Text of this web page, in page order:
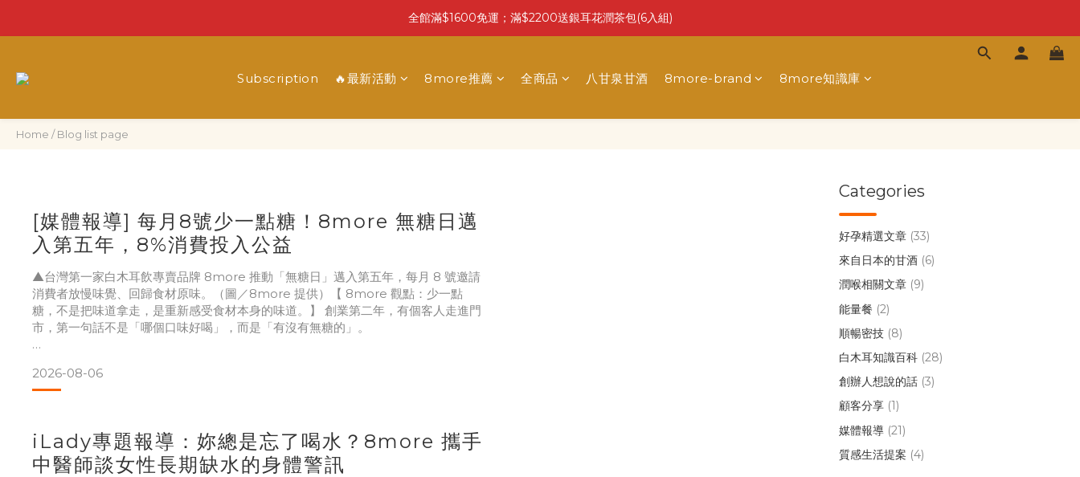
全館滿$1600免運；滿$2200送銀耳花潤茶包(6入組)
Subscription 🔥最新活動 8more推薦 全商品 八甘泉甘酒 8more-brand 8more知識庫
Home /Blog list page
[媒體報導] 每月8號少一點糖！8more 無糖日邁
入第五年，8%消費投入公益
▲台灣第一家白木耳飲專賣品牌 8more 推動「無糖日」邁入第五年，每月 8 號邀請
消費者放慢味覺、回歸食材原味。（圖／8more 提供）【 8more 觀點：少一點
糖，不是把味道拿走，是重新感受食材本身的味道。】 創業第二年，有個客人走進門
市，第一句話不是「哪個口味好喝」，而是「有沒有無糖的」。
以上，多醣體自然釋出，那個味道不需要再加什麼。但我沒想到，消費者也在找這件
事。
古人說「至味無味」，不是沒有味道，而是不需
2026-08-06
iLady專題報導：妳總是忘了喝水？8more 攜手
中醫師談女性長期缺水的身體警訊
Categories
好孕精選文章 (33)
來自日本的甘酒 (6)
潤喉相關文章 (9)
能量餐 (2)
順暢密技 (8)
白木耳知識百科 (28)
創辦人想說的話 (3)
顧客分享 (1)
媒體報導 (21)
質感生活提案 (4)